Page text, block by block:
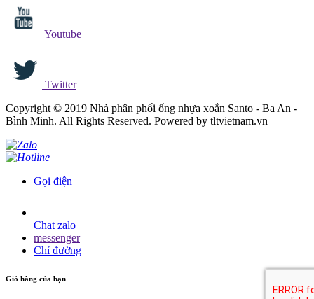
Youtube
Twitter
Copyright © 2019 Nhà phân phối ống nhựa xoắn Santo - Ba An -
Bình Minh. All Rights Reserved. Powered by tltvietnam.vn
Gọi điện
Chat zalo
messenger
Chỉ đường
Giỏ hàng của bạn